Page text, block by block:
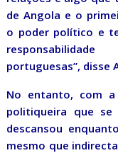
de Angola e o
o poder político e
portuguesas”, disse
No entanto, com
politiqueira que se
descansou
mesmo que